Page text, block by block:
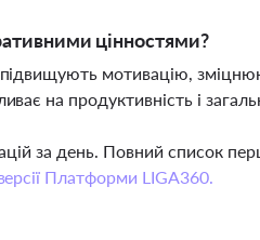
цінностями?
мотивацію,
на продуктивність і
за день. Повний список
Платформи LIGA360.